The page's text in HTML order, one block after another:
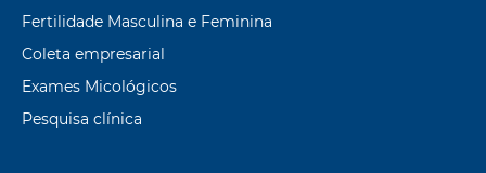
Fertilidade Masculina e Feminina
Coleta empresarial
Exames Micológicos
Pesquisa clínica